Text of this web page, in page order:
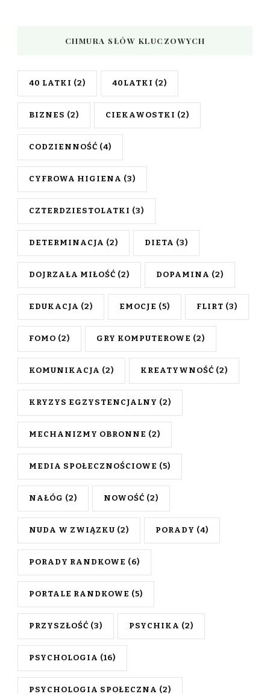
CHMURA SŁÓW KLUCZOWYCH
40 LATKI (2) 40LATKI (2)
BIZNES (2) CIEKAWOSTKI (2)
CODZIENNOŚĆ (4)
CYFROWA HIGIENA (3)
CZTERDZIESTOLATKI (3)
DETERMINACJA (2) DIETA (3)
DOJRZAŁA MIŁOŚĆ (2) DOPAMINA (2)
EDUKACJA (2) EMOCJE (5) FLIRT (3)
FOMO (2) GRY KOMPUTEROWE (2)
KOMUNIKACJA (2) KREATYWNOŚĆ (2)
KRYZYS EGZYSTENCJALNY (2)
MECHANIZMY OBRONNE (2)
MEDIA SPOŁECZNOŚCIOWE (5)
NAŁÓG (2) NOWOŚĆ (2)
NUDA W ZWIĄZKU (2) PORADY (4)
PORADY RANDKOWE (6)
PORTALE RANDKOWE (5)
PRZYSZŁOŚĆ (3) PSYCHIKA (2)
PSYCHOLOGIA (16)
PSYCHOLOGIA SPOŁECZNA (2)